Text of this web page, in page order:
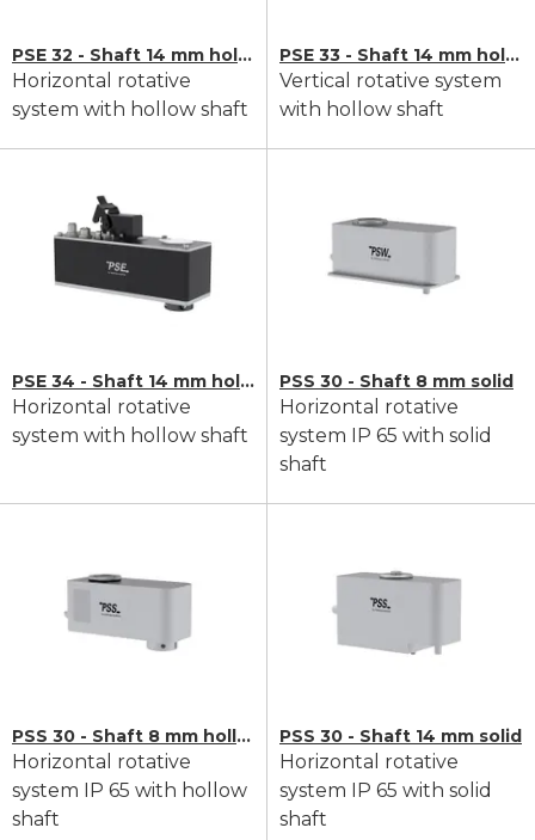
PSE 32 - Shaft 14 mm hollow
Horizontal rotative
system with hollow shaft
PSE 33 - Shaft 14 mm hollow
Vertical rotative system
with hollow shaft
PSE 34 - Shaft 14 mm hollow
Horizontal rotative
system with hollow shaft
PSS 30 - Shaft 8 mm solid
Horizontal rotative
system IP 65 with solid
shaft
PSS 30 - Shaft 8 mm hollow
Horizontal rotative
system IP 65 with hollow
shaft
PSS 30 - Shaft 14 mm solid
Horizontal rotative
system IP 65 with solid
shaft